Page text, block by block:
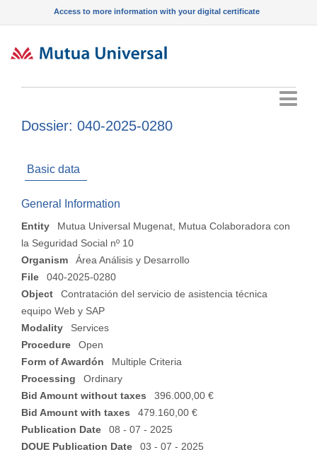
Access to more information with your digital certificate
Dossier: 040-2025-0280
Basic data
General Information
Entity
Mutua Universal Mugenat, Mutua Colaboradora con
la Seguridad Social nº 10
Organism
Área Análisis y Desarrollo
File
040-2025-0280
Object
Contratación del servicio de asistencia técnica
equipo Web y SAP
Modality
Services
Procedure
Open
Form of Awardón
Multiple Criteria
Processing
Ordinary
Bid Amount without taxes
396.000,00 €
Bid Amount with taxes
479.160,00 €
Publication Date
08 - 07 - 2025
DOUE Publication Date
03 - 07 - 2025